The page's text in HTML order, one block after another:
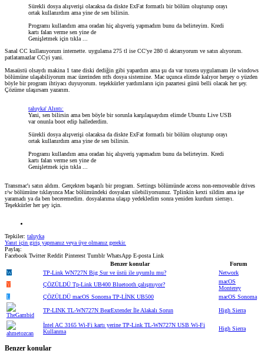
Sürekli dosya alışverişi olacaksa da diskte ExFat formatlı bir bölüm oluşturup orayı
ortak kullanırdım ama yine de sen bilirsin.
Programı kullandım ama oradan hiç alışveriş yapmadım bunu da belirteyim. Kredi
kartı falan verme sen yine de
Genişletmek için tıkla ...
Sanal CC kullanıyorum internette. uygulama 275 tl ise CC'ye 280 tl aktarıyorum ve satın alıyorum.
patlatamazlar CCyi yani.
Masaüstü olsaydı makina 1 tane diski dediğin gibi yapardım ama şu da var tuxera uygulamam ile windows
bölümüne ulaşabiliyorum mac üzerinden ntfs dosya sistemine. Mac uçunca elimde kalıyor herşey o yüzden
böyle bir program ihtiyacı duyuyorum. teşekkürler yardımların için pazartesi günü belli olacak her şey.
Çözüme ulaşırsam yazarım.
taluyka' Alıntı:
Yani, sen bilirsin ama ben böyle bir sorunla karşılaşsaydım elimde Ubuntu Live USB
var onunla boot edip hallederdim.
Sürekli dosya alışverişi olacaksa da diskte ExFat formatlı bir bölüm oluşturup orayı
ortak kullanırdım ama yine de sen bilirsin.
Programı kullandım ama oradan hiç alışveriş yapmadım bunu da belirteyim. Kredi
kartı falan verme sen yine de
Genişletmek için tıkla ...
Transmac'ı satın aldım. Gerçekten başarılı bir program. Settings bölümünde access non-removeable drives
r/w bölümüne tıklayınca Mac bölümündeki dosyaları silebiliyorsunuz. Tplinkin kexti sildim ama işe
yaramadı ya da ben beceremedim. dosyalarıma ulaşıp yedekledim sonra yeniden kurdum sierrayı.
Teşekkürler her şey için.
Tepkiler: taluyka
Yanıt için giriş yapmanız veya üye olmanız gerekir.
Paylaş:
Facebook Twitter Reddit Pinterest Tumblr WhatsApp E-posta Link
Benzer konular
Forum
W
TP-Link WN727N Big Sur ve üstü ile uyumlu mu?
Network
Y
ÇÖZÜLDÜ Tp-Link UB400 Bluetooth çalışmıyor?
macOS
Monterey
L
ÇÖZÜLDÜ macOS Sonoma TP-LİNK UB500 macOS Sonoma
TP-LINK TL-WN727N BearExtender İle Alakalı Sorun High Sierra
İntel AC 3165 Wi-Fi kartı yerine TP-Link TL-WN727N USB Wi-Fi
Kullanma
High Sierra
Benzer konular